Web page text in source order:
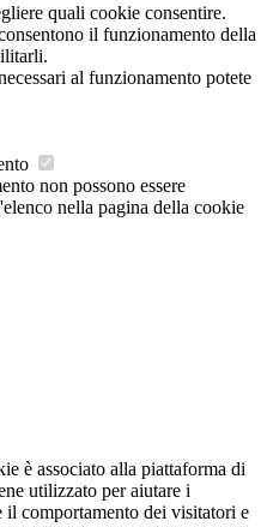
quali cookie consentire.
il funzionamento della
al funzionamento potete
non possono essere
nella pagina della cookie
è associato alla piattaforma di
utilizzato per aiutare i
comportamento dei visitatori e